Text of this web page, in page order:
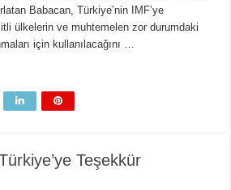
Babacan, Türkiye’nin IMF’ye
ülkelerin ve muhtemelen zor durumdaki
için kullanılacağını …
Teşekkür